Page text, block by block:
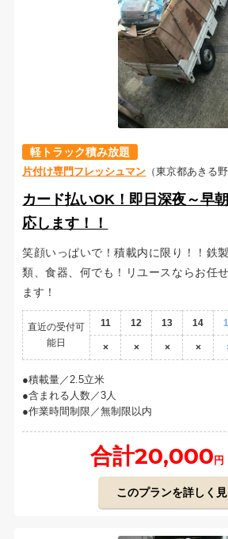
軽トラック積み放題
片付け専門フレッシュマン （東京都あきる野
カード払いOK！即日深夜～早
応します！！
笑顔いっぱいで！積載内に限り！！鉄
類、食器、何でも！リユースならお任
ます！
直近の受付可
能日
11 12 13 14
× × × ×
積載量／2.5立米
含まれる人数／3人
作業時間制限／無制限以内
合計20,000円
このプランを詳しく